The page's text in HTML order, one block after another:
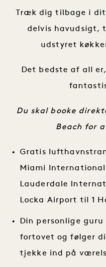
Træk dig tilbage i
delvis havudsigt,
udstyret
Det bedste af all
Du skal booke
Beach for
Gratis
Miami
Lauderdale
Locka Airport til 1
Din personlige
fortovet og følger
tjekke ind på